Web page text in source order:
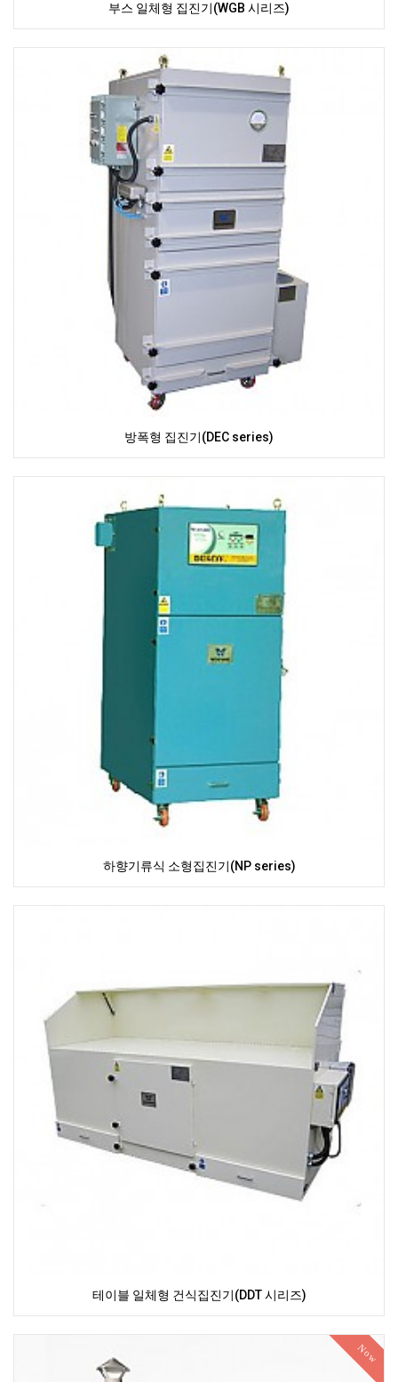
부스 일체형 집진기(WGB 시리즈)
방폭형 집진기(DEC series)
하향기류식 소형집진기(NP series)
테이블 일체형 건식집진기(DDT 시리즈)
Now